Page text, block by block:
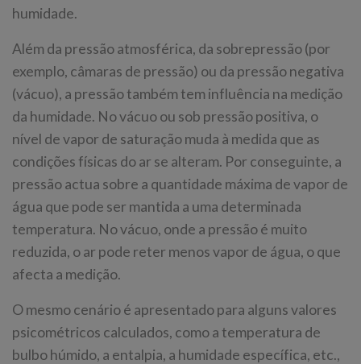
humidade.
Além da pressão atmosférica, da sobrepressão (por
exemplo, câmaras de pressão) ou da pressão negativa
(vácuo), a pressão também tem influência na medição
da humidade. No vácuo ou sob pressão positiva, o
nível de vapor de saturação muda à medida que as
condições físicas do ar se alteram. Por conseguinte, a
pressão actua sobre a quantidade máxima de vapor de
água que pode ser mantida a uma determinada
temperatura. No vácuo, onde a pressão é muito
reduzida, o ar pode reter menos vapor de água, o que
afecta a medição.
O mesmo cenário é apresentado para alguns valores
psicométricos calculados, como a temperatura de
bulbo húmido, a entalpia, a humidade específica, etc.,